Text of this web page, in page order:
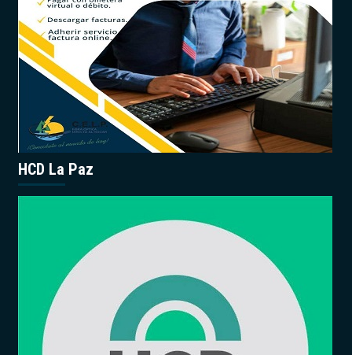
HCD La Paz